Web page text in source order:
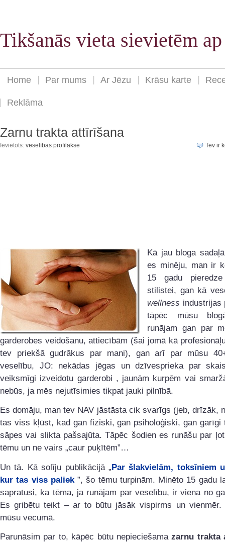
Tikšanās vieta sievietēm
Home Par mums Ar Jēzu Krāsu karte
Reklāma
Zarnu trakta attīrīšana
Ievietots: veselības profilakse Tev ir
Kā jau bloga
es minēju, man ir
15 gadu
stilistei, gan kā
wellness industrijas
tāpēc mūsu
runājam gan par
garderobes veidošanu, attiecībām (šai jomā kā
tev priekšā gudrākus par mani), gan arī par mūsu
veselību, JO: nekādas jēgas un dzīvesprieka par
veiksmīgi izveidotu garderobi , jaunām kurpēm vai
nebūs, ja mēs nejutīsimies tikpat jauki pilnībā.
Es domāju, man tev NAV jāstāsta cik svarīgs (jeb, drīzāk,
tas viss kļūst, kad gan fiziski, gan psiholoģiski, gan garīgi
sāpes vai slikta pašsajūta. Tāpēc šodien es runāšu par
tēmu un ne vairs „caur puķītēm”…
Un tā. Kā solīju publikācijā „Par šlakvielām, toksīniem
kur tas viss paliek ”, šo tēmu turpinām. Minēto 15 gadu
sapratusi, ka tēma, ja runājam par veselību, ir viena no
Es gribētu teikt – ar to būtu jāsāk vispirms un
mūsu vecumā.
Parunāsim par to, kāpēc būtu nepieciešamazarnu trakta